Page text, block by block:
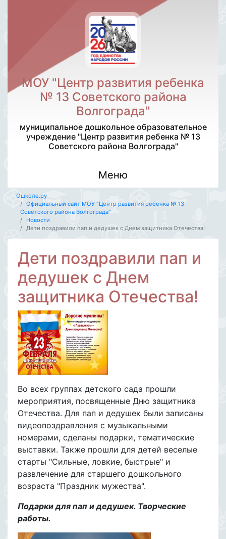
МОУ "Центр развития ребенка
№ 13 Советского района
Волгограда"
муниципальное дошкольное образовательное
учреждение "Центр развития ребенка № 13
Советского района Волгограда"
Меню
Ошколе.ру
Официальный сайт МОУ "Центр развития ребенка № 13
Советского района Волгограда"
Новости
Дети поздравили пап и дедушек с Днем защитника Отечества!
Дети поздравили пап и
дедушек с Днем
защитника Отечества!
Во всех группах детского сада прошли
мероприятия, посвященные Дню защитника
Отечества. Для пап и дедушек были записаны
видеопоздравления с музыкальными
номерами, сделаны подарки, тематические
выставки. Также прошли для детей веселые
старты "Сильные, ловкие, быстрые" и
развлечение для старшего дошкольного
возраста "Праздник мужества".
Подарки для пап и дедушек. Творческие
работы.